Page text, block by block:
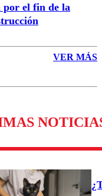
por el fin de la
VER MÁS